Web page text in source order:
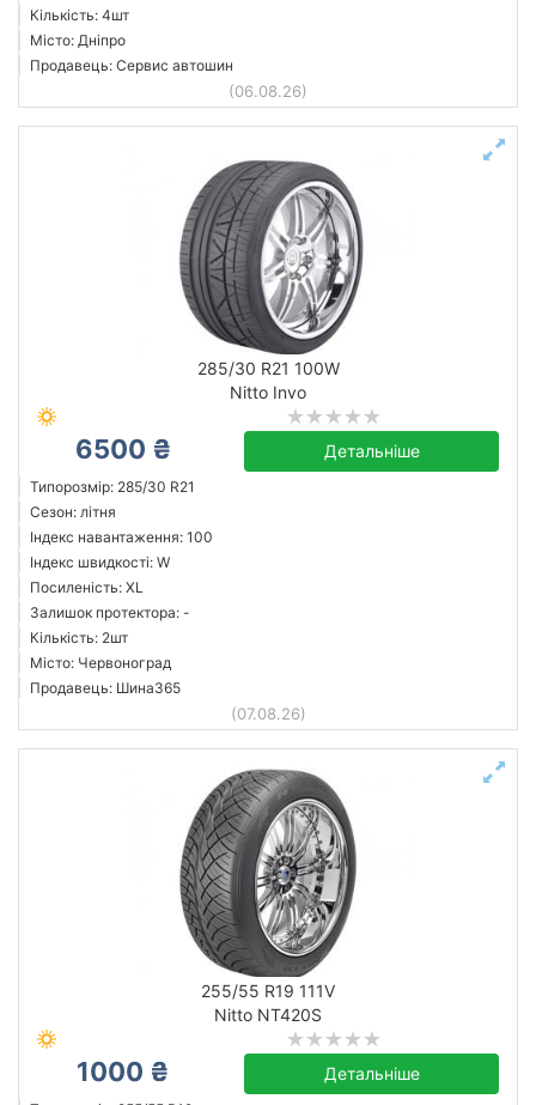
Кількість: 4шт
Місто: Дніпро
Продавець: Сервис автошин
(06.08.26)
285/30 R21 100W
Nitto Invo
6500 ₴ Детальніше
Типорозмір: 285/30 R21
Сезон: літня
Індекс навантаження: 100
Індекс швидкості: W
Посиленість: XL
Залишок протектора: -
Кількість: 2шт
Місто: Червоноград
Продавець: Шина365
(07.08.26)
255/55 R19 111V
Nitto NT420S
1000 ₴ Детальніше